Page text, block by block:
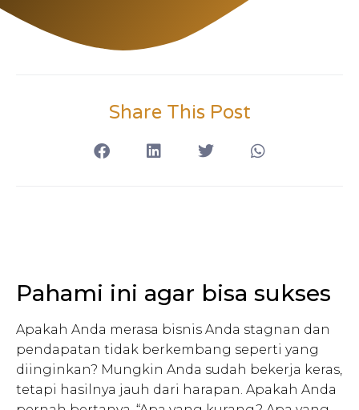
Share This Post
Pahami ini agar bisa sukses
Apakah Anda merasa bisnis Anda stagnan dan
pendapatan tidak berkembang seperti yang
diinginkan? Mungkin Anda sudah bekerja keras,
tetapi hasilnya jauh dari harapan. Apakah Anda